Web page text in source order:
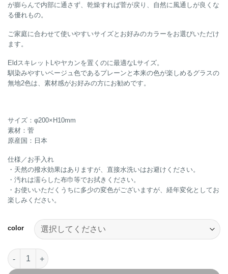
が膨らんで内部に通さず、乾燥すれば菅が戻り、自然に風通しが良くな
る優れもの。
ご家庭に合わせて使いやすいサイズとお好みのカラーをお選びいただけ
ます。
EldスキレットLやヤカンを置くのに最適なLサイズ。
馴染みやすいベージュ色であるプレーンと本来の色が楽しめるグラスの
無地2色は、素材感がお好みの方にお勧めです。
サイズ：φ200×H10mm
素材：菅
原産国：日本
仕様／お手入れ
・天然の撥水効果はありますが、直接水洗いはお避けください。
・汚れは濡らした布巾等でお拭きください。
・お使いいただくうちに多少の変色がございますが、経年変化としてお
楽しみください。
color
Eld Trivet L Solid colorトリベット L 無地個